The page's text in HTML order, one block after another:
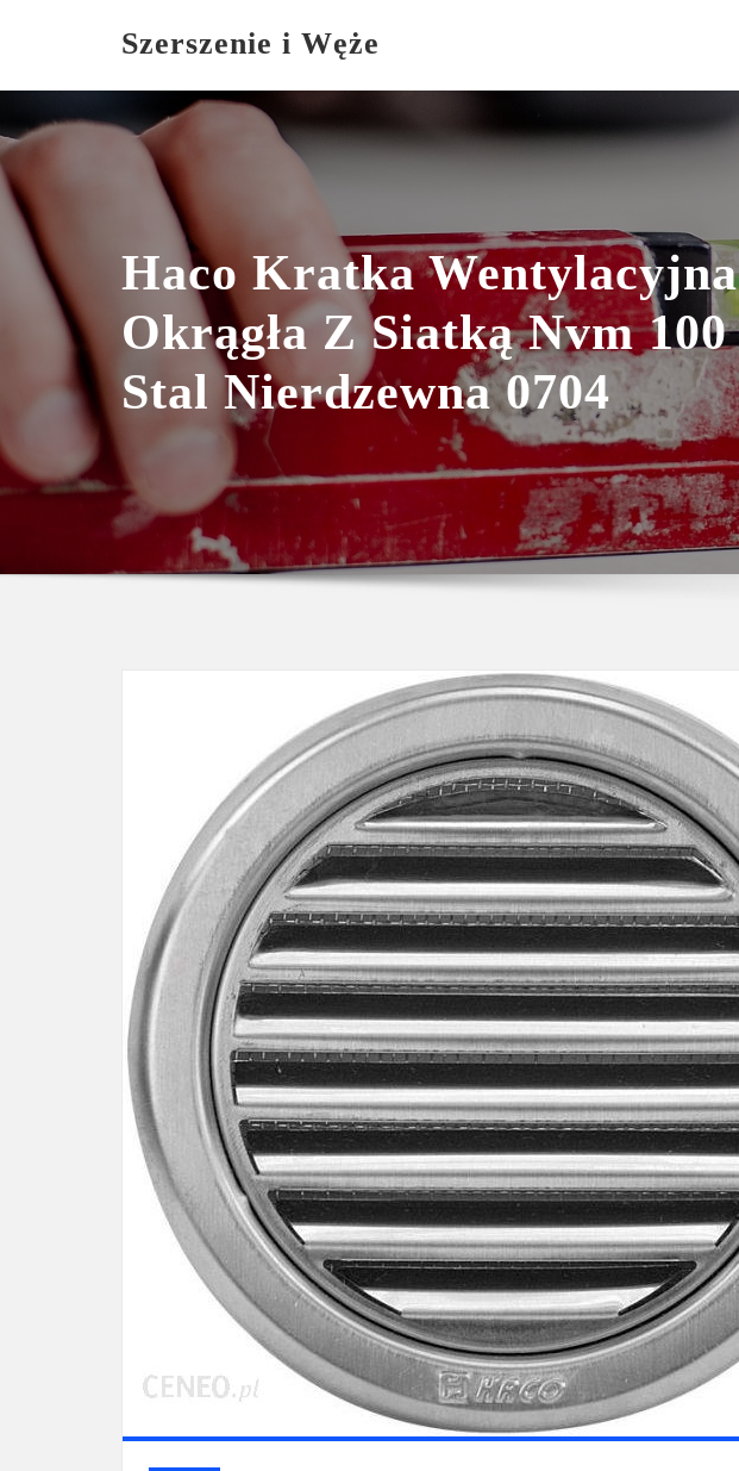
Szerszenie i Węże
Haco Kratka Wentylacyjna
Okrągła Z Siatką Nvm 100
Stal Nierdzewna 0704